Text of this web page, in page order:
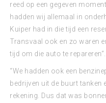
reed op een gegeven
hadden wij allemaal in
Kuiper had in die tijd een
Transvaal ook en zo waren
tijd om die auto te repareren”.
“We hadden ook een
bedrijven uit de buurt tanken
rekening. Dus dat was